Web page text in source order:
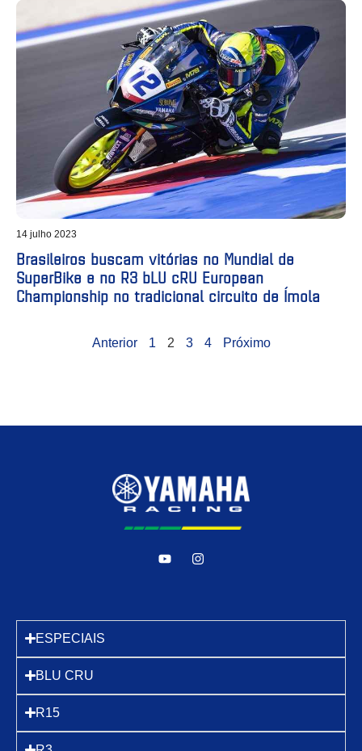
14 julho 2023
Brasileiros buscam vitórias no Mundial de
SuperBike e no R3 bLU cRU European
Championship no tradicional circuito de Ímola
Anterior 1 2 3 4 Próximo
ESPECIAIS
BLU CRU
R15